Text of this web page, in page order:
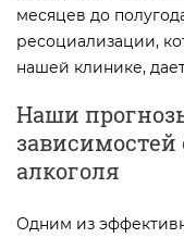
месяцев до
ресоциализации,
нашей клинике,
Наши
зависимостей
алкоголя
Одним из